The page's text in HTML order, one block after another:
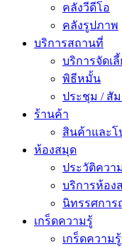
คลังวีดีโอ
คลังรูปภาพ
บริการสถานที่
บริการจัดเลี้
พิธีหมั้น
ประชุม / สั
ร้านค้า
สินค้าและ
ห้องสมุด
ประวัติควา
บริการห้อง
นิทรรศกา
เกร็ดความรู้
เกร็ดความ